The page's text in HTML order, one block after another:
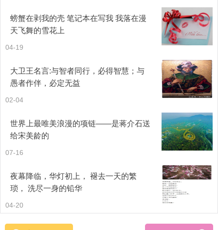
螃蟹在剥我的壳 笔记本在写我 我落在漫
天飞舞的雪花上
04-19
大卫王名言:与智者同行，必得智慧；与
愚者作伴，必定无益
02-04
世界上最唯美浪漫的项链——是蒋介石送
给宋美龄的
07-16
夜幕降临，华灯初上， 褪去一天的繁
琐， 洗尽一身的铅华
04-20